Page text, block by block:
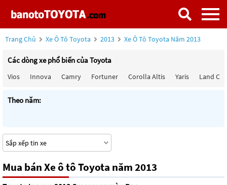
Trang Chủ Xe Ô Tô Toyota 2013 Xe Ô Tô Toyota Năm 2013
Các dòng xe phổ biến của Toyota
Vios Innova Camry Fortuner Corolla Altis Yaris Land
Theo năm:
Mua bán Xe ô tô Toyota năm 2013